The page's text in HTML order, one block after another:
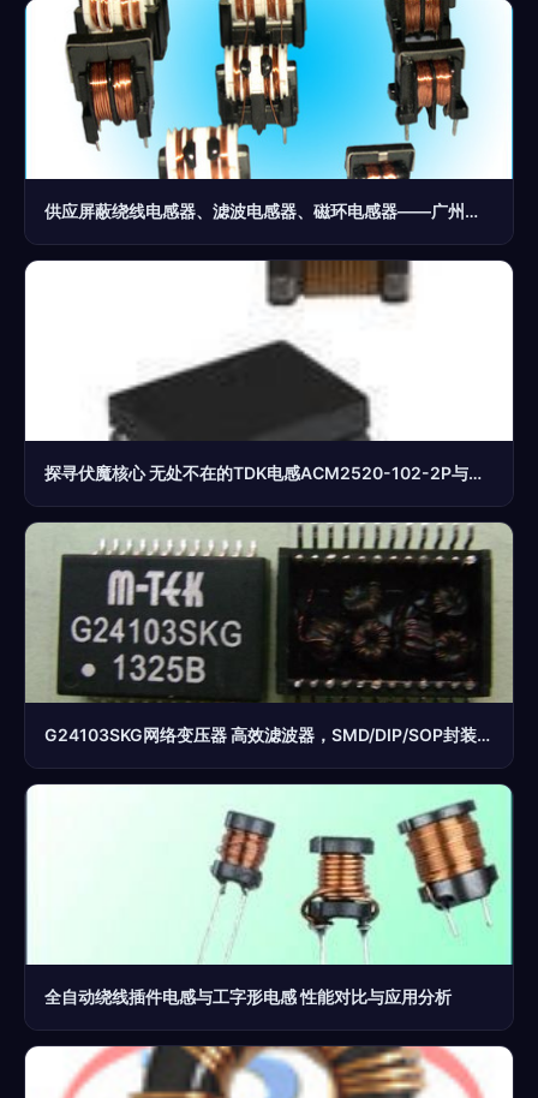
供应屏蔽绕线电感器、滤波电感器、磁环电感器——广州市番禺区南村瑞钛电子厂
探寻伏魔核心 无处不在的TDK电感ACM2520-102-2P与维库之网
G24103SKG网络变压器 高效滤波器，SMD/DIP/SOP封装之选
全自动绕线插件电感与工字形电感 性能对比与应用分析